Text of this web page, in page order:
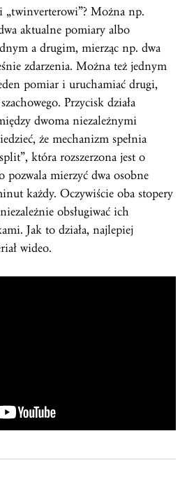
Można np.
aktualne pomiary albo
a drugim, mierząc np. dwa
zdarzenia. Można też jednym
pomiar i uruchamiać drugi,
Przycisk działa
dwoma niezależnymi
że mechanizm spełnia
która rozszerzona jest o
mierzyć dwa osobne
każdy. Oczywiście oba stopery
obsługiwać ich
Jak to działa, najlepiej
wideo.